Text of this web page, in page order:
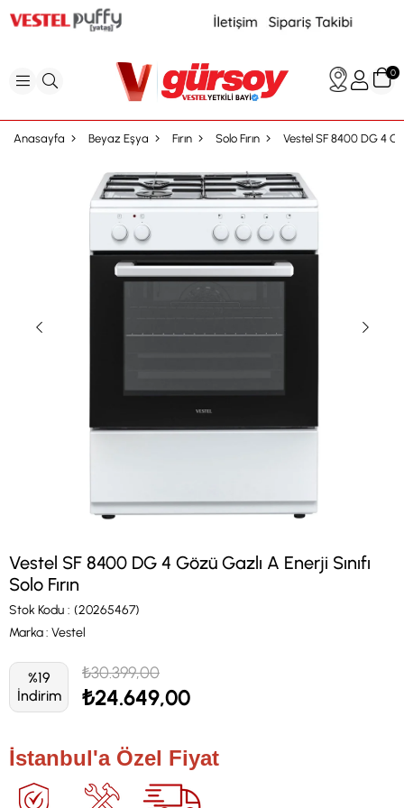
0
Anasayfa Beyaz Eşya Fırın Solo Fırın Vestel SF 8400 DG 4
Vestel SF 8400 DG 4 Gözü Gazlı A Enerji Sınıfı
Solo Fırın
Stok Kodu
(20265467)
Marka: Vestel
%19
İndirim
₺30.399,00
₺24.649,00
İstanbul'a Özel Fiyat